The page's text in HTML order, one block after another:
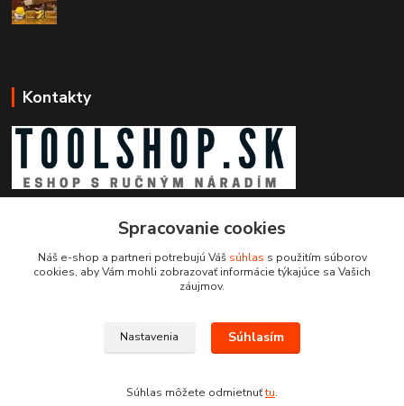
Kontakty
+421 903 204 273
info@toolshop.sk
Spracovanie cookies
Náš e-shop a partneri potrebujú Váš súhlas s použitím súborov
cookies, aby Vám mohli zobrazovať informácie týkajúce sa Vašich
záujmov.
Nastavenia Súhlasím
Súhlas môžete odmietnuťtu.